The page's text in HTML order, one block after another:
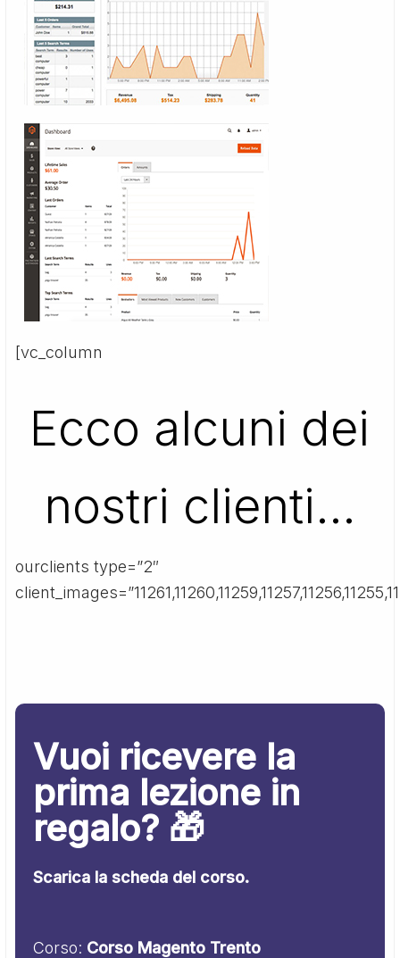
[vc_column
Ecco alcuni dei
nostri clienti…
ourclients type=”2″
Vuoi ricevere la
prima lezione in
regalo? 🎁
Scarica la scheda del corso.
Corso: Corso Magento Trento